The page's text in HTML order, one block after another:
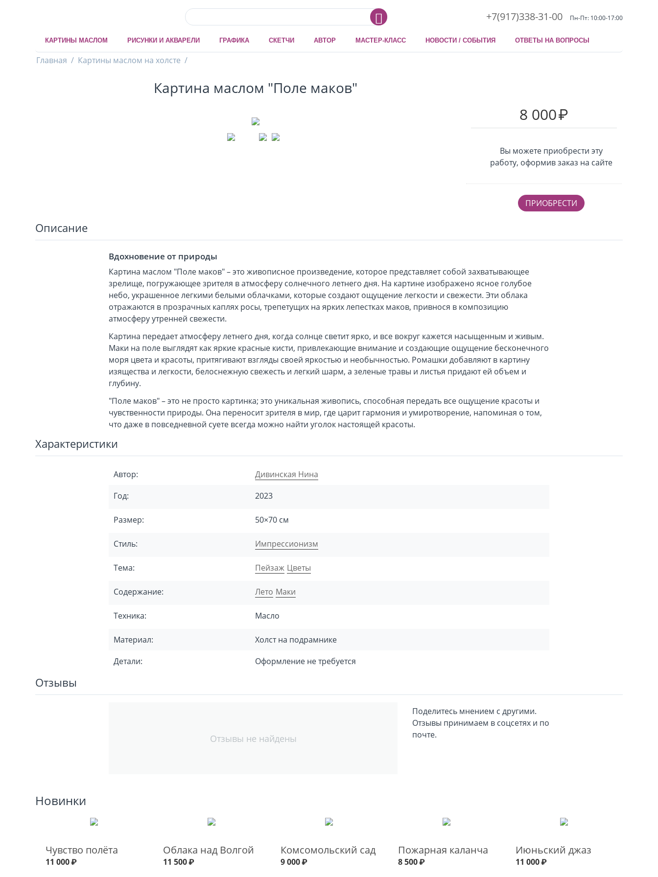
+7(917)338-31-00 Пн-Пт: 10:00-17:00
КАРТИНЫ МАСЛОМ РИСУНКИ И АКВАРЕЛИ ГРАФИКА СКЕТЧИ АВТОР МАСТЕР-КЛАСС НОВОСТИ / СОБЫТИЯ ОТВЕТЫ НА ВОПРОСЫ
Главная / Картины маслом на холсте /
Картина маслом "Поле маков"
8 000₽
Вы можете приобрести эту
работу, оформив заказ на сайте
ПРИОБРЕСТИ
Описание
Вдохновение от природы
Картина маслом "Поле маков" – это живописное произведение, которое представляет собой захватывающее
зрелище, погружающее зрителя в атмосферу солнечного летнего дня. На картине изображено ясное голубое
небо, украшенное легкими белыми облачками, которые создают ощущение легкости и свежести. Эти облака
отражаются в прозрачных каплях росы, трепетущих на ярких лепестках маков, привнося в композицию
атмосферу утренней свежести.
Картина передает атмосферу летнего дня, когда солнце светит ярко, и все вокруг кажется насыщенным и живым.
Маки на поле выглядят как яркие красные кисти, привлекающие внимание и создающие ощущение бесконечного
моря цвета и красоты, притягивают взгляды своей яркостью и необычностью. Ромашки добавляют в картину
изящества и легкости, белоснежную свежесть и легкий шарм, а зеленые травы и листья придают ей объем и
глубину.
"Поле маков" – это не просто картинка; это уникальная живопись, способная передать все ощущение красоты и
чувственности природы. Она переносит зрителя в мир, где царит гармония и умиротворение, напоминая о том,
что даже в повседневной суете всегда можно найти уголок настоящей красоты.
Характеристики
Автор:
Дивинская Нина
Год:
2023
Размер: 50×70 см
Стиль: Импрессионизм
Тема: Пейзаж Цветы
Содержание: Лето Маки
Техника: Масло
Материал:
Холст на подрамнике
Детали:
Оформление не требуется
Отзывы
Отзывы не найдены
Поделитесь мнением с другими.
Отзывы принимаем в соцсетях и по
почте.
Новинки
Чувство полёта
11 000₽
Облака над Волгой
11 500₽
Комсомольский сад
9 000₽
Пожарная каланча
8 500₽
Июньский джаз
11 000₽